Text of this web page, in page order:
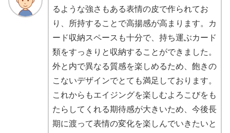
るような強さもある表情の皮で作られてお
り、所持することで高揚感が高まります。カ
ード収納スペースも十分で、持ち運ぶカード
類をすっきりと収納することができました。
外と内で異なる質感を楽しめるため、飽きの
こないデザインでとても満足しております。
これからもエイジングを楽しむよろこびをも
たらしてくれる期待感が大きいため、今後長
期に渡って表情の変化を楽しんでいきたいと